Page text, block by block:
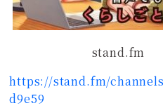
stand.fm
https://stand.fm/
d9e59